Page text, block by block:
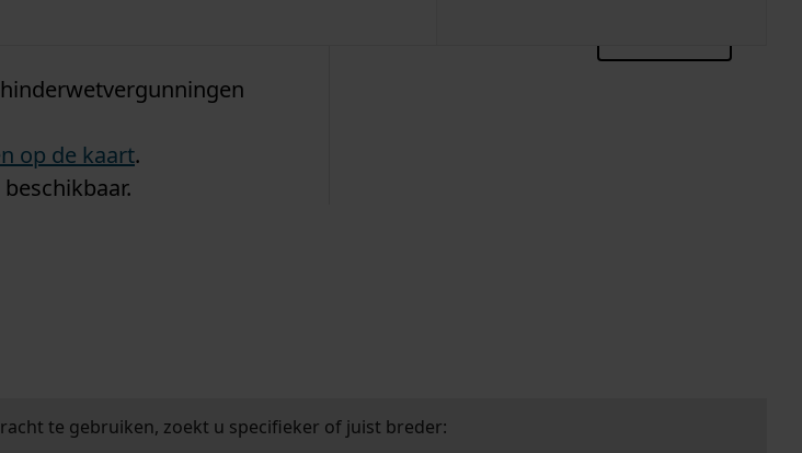
op de kaart.
te gebruiken, zoekt u specifieker of juist breder: